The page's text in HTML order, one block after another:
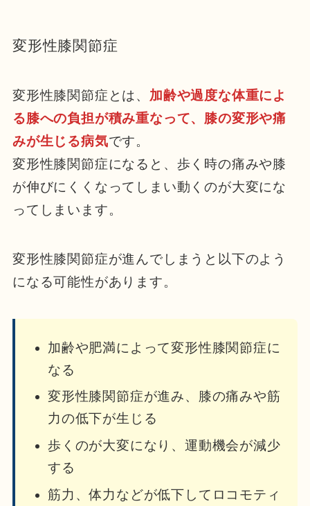
変形性膝関節症
変形性膝関節症とは、 加齢や過度な体重によ
る膝への負担が積み重なって、膝の変形や痛
みが生じる病気です。
変形性膝関節症になると、歩く時の痛みや膝
が伸びにくくなってしまい動くのが大変にな
ってしまいます。
変形性膝関節症が進んでしまうと以下のよう
になる可能性があります。
加齢や肥満によって変形性膝関節症に
なる
変形性膝関節症が進み、膝の痛みや筋
力の低下が生じる
歩くのが大変になり、運動機会が減少
する
筋力、体力などが低下してロコモティ